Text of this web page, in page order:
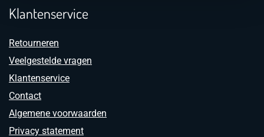
Klantenservice
Retourneren
Veelgestelde vragen
Klantenservice
Contact
Algemene voorwaarden
Privacy statement